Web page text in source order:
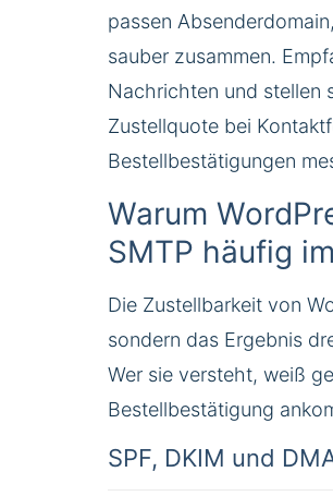
passen
sauber zusammen.
Nachrichten und stellen
Zustellquote bei
Bestellbestätigungen
Warum
SMTP häufig
Die Zustellbarkeit von
sondern das Ergebnis
Wer sie versteht, weiß
Bestellbestätigung
SPF, DKIM und